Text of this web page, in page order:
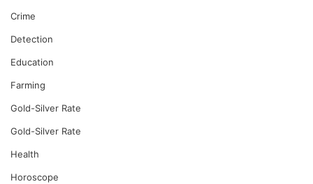
Crime
Detection
Education
Farming
Gold-Silver Rate
Gold-Silver Rate
Health
Horoscope